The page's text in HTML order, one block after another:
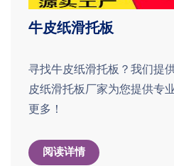
牛皮纸滑托板
寻找牛皮纸滑托板？我们提
皮纸滑托板厂家为您提供专
更多！
阅读详情